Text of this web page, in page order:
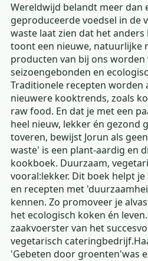
Wereldwijd belandt meer dan
geproduceerde voedsel in de
waste laat zien dat het anders
toont een nieuwe, natuurlijke
producten van bij ons
seizoengebonden en
Traditionele recepten worden
nieuwere kooktrends, zoals
raw food. En dat je met een
heel nieuw, lekker én gezond
toveren, bewijst Jorun als
waste' is een plant-aardig en
kookboek. Duurzaam,
vooral:lekker. Dit boek helpt
en recepten met
kennen. Zo promoveer je
het ecologisch koken én leven.
zaakvoerster van het
vegetarisch
'Gebeten door groenten'was